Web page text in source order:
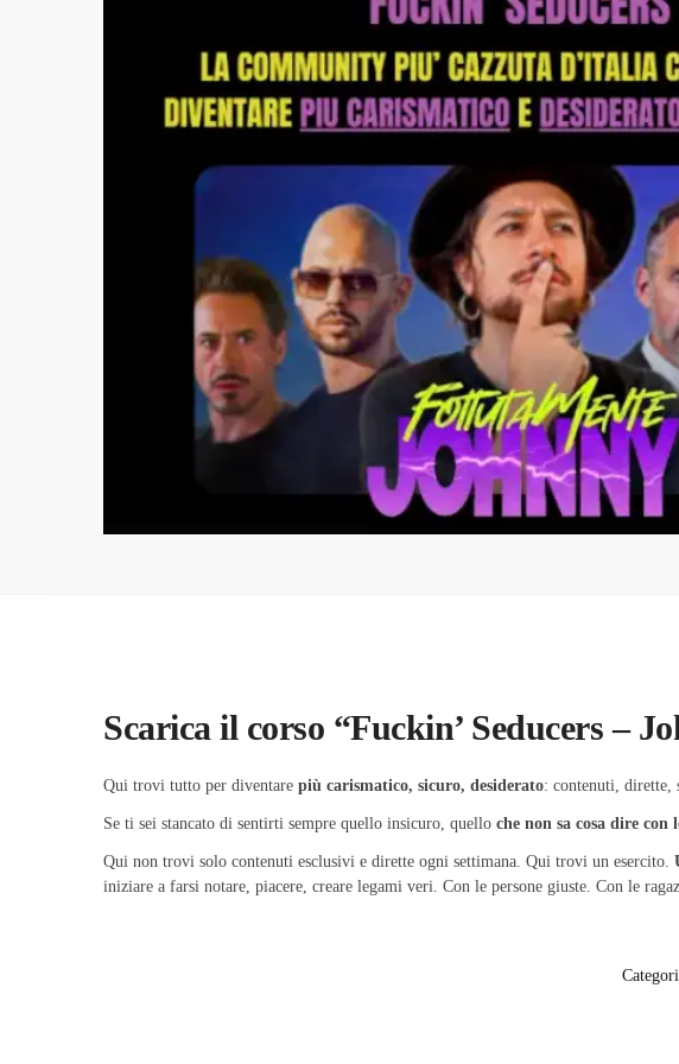
Scarica il corso “Fuckin’ Seducers –
Qui trovi tutto per diventarepiù carismatico, sicuro, desiderato: contenuti, dirette,
Se ti sei stancato di sentirti sempre quello insicuro, quelloche non sa cosa dire con
Qui non trovi solo contenuti esclusivi e dirette ogni settimana. Qui trovi un esercito.
iniziare a farsi notare, piacere, creare legami veri. Con le persone giuste. Con le